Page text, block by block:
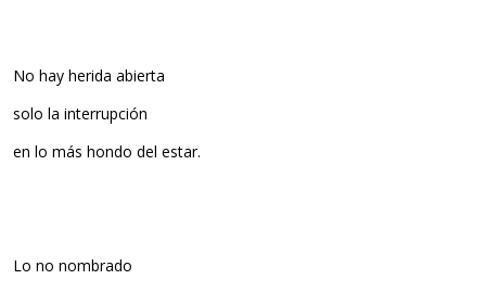
No hay herida abierta
solo la interrupción
en lo más hondo del estar.
Lo no nombrado